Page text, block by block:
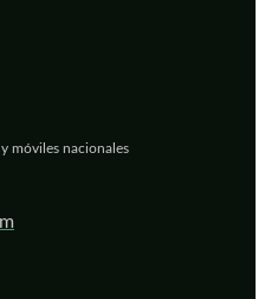
móviles nacionales